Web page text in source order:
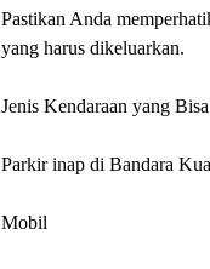
Pastikan Anda
yang harus dikeluarkan.
Jenis Kendaraan yang
Parkir inap di Bandara
Mobil